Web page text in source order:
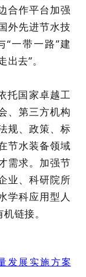
合作平台加强
外先进节水技
一带一路”建
去”。
托国家卓越工
、第三方机构
规、政策、标
节水装备领域
需求。加强节
业、科研院所
学科应用型人
链接。
发展实施方案